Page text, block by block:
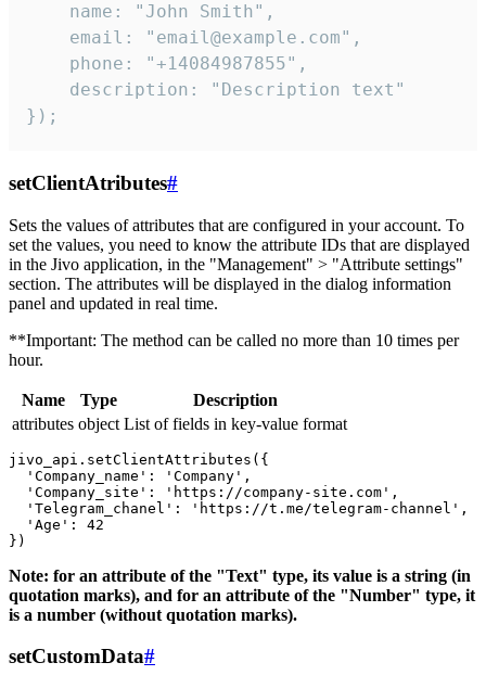
    name: "John Smith",
    email: "email@example.com",
    phone: "+14084987855",
    description: "Description text"
});
setClientAtributes#
Sets the values ​​of attributes that are configured in your account. To
set the values, you need to know the attribute IDs that are displayed
in the Jivo application, in the "Management" > "Attribute settings"
section. The attributes will be displayed in the dialog information
panel and updated in real time.
**Important: The method can be called no more than 10 times per
hour.
Name Type
Description
attributes object List of fields in key-value format
jivo_api.setClientAttributes({
  'Company_name': 'Company',
  'Company_site': 'https://company-site.com',
  'Telegram_chanel': 'https://t.me/telegram-channel',
  'Age': 42
Note: for an attribute of the "Text" type, its value is a string (in
quotation marks), and for an attribute of the "Number" type, it
is a number (without quotation marks).
setCustomData#